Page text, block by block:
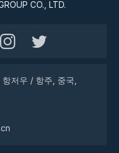
CO., LTD.
저우 / 항주, 중국,